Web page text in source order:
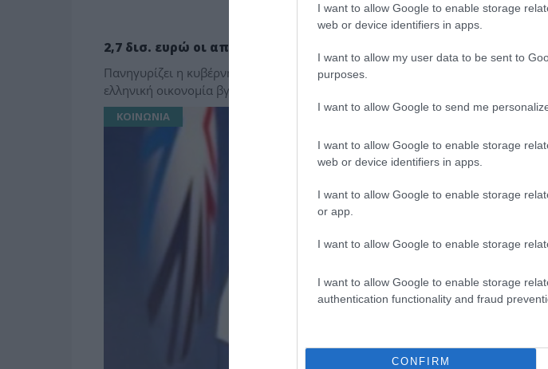
I want to allow Google to enable storage
web or device identifiers in apps.
I want to allow my user data to be sent to
purposes.
I want to allow Google to send me
I want to allow Google to enable storage
web or device identifiers in apps.
I want to allow Google to enable storage
or app.
I want to allow Google to enable storage
I want to allow Google to enable storage
authentication functionality and fraud
CONFIRM
2,7 δισ. ευρώ οι απλήρωτοι λογαριασμοί στη ΔΕΗ!
Πανηγυρίζει η κυβέρνηση ότι ο δανεισμός της Ελλάδας με αρνητικό επιτόκιο
ελληνική οικονομία βγήκε στο ξέφωτο και πλέον η ανάπτυξη παίρνει τα […]
ΚΟΙΝΩΝΙΑ